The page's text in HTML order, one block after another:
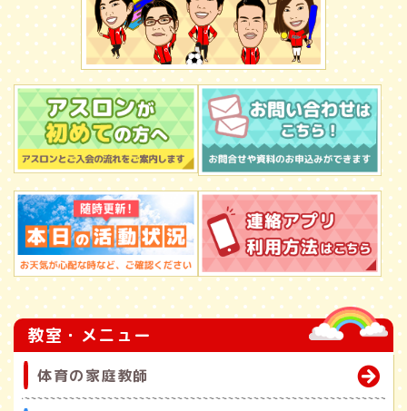
教室・メニュー
体育の家庭教師